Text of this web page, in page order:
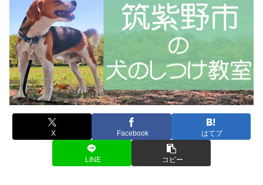
X Facebook はてブ
LINE コピー